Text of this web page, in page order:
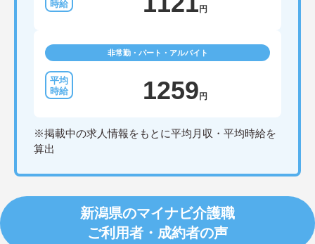
円
非常勤・パート・アルバイト
1259 円
※掲載中の求人情報をもとに平均月収・平均時給を
算出
新潟県のマイナビ介護職
ご利用者・成約者の声